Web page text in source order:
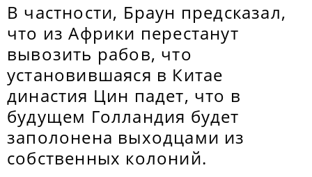
В частности, Браун предсказал,
что из Африки перестанут
вывозить рабов, что
установившаяся в Китае
династия Цин падет, что в
будущем Голландия будет
заполонена выходцами из
собственных колоний.